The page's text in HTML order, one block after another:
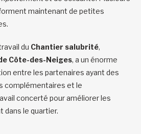
maintenant de petites
du Chantier salubrité,
Côte-des-Neiges, a un énorme
entre les partenaires ayant des
complémentaires et le
concerté pour améliorer les
dans le quartier.